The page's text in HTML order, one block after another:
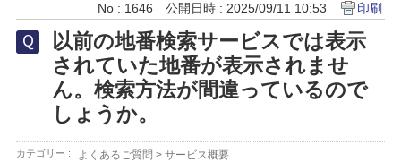
No : 1646
公開日時 : 2025/09/11 10:53 印刷
以前の地番検索サービスでは表示
されていた地番が表示されませ
ん。検索方法が間違っているので
しょうか。
カテゴリー : よくあるご質問 > サービス概要